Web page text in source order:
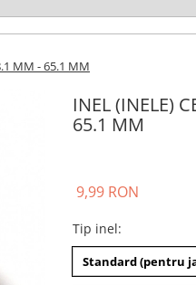
MM - 65.1 MM
INEL (INELE)
65.1 MM
9,99 RON
Tip inel:
Standard (pentru